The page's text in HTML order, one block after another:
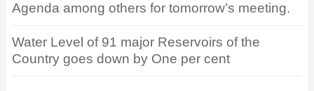
Agenda among others for tomorrow’s meeting.
Water Level of 91 major Reservoirs of the
Country goes down by One per cent